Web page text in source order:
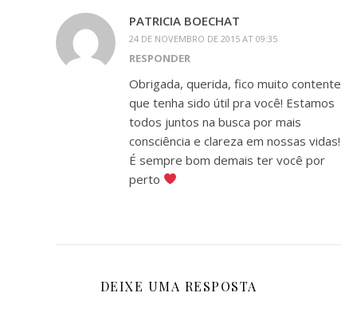
PATRICIA BOECHAT
24 DE NOVEMBRO DE 2015 AT 09:35
RESPONDER
Obrigada, querida, fico muito contente
que tenha sido útil pra você! Estamos
todos juntos na busca por mais
consciência e clareza em nossas vidas!
É sempre bom demais ter você por
perto
DEIXE UMA RESPOSTA